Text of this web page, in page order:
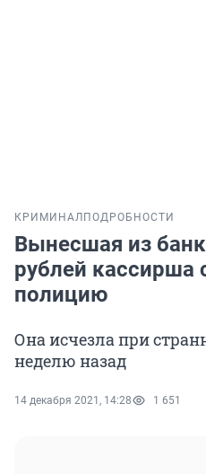
КРИМИНАЛ ПОДРОБНОСТИ
Вынесшая из
рублей кассирша
полицию
Она исчезла при
неделю назад
14 декабря 2021, 14:28 1 651